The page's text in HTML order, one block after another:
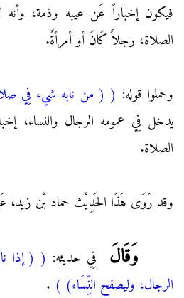
فيكون إخباراً عَن عيبه وذمة،
الصلاة، رجلاً كَانَ أو أمرأةً.
وحملوا قوله: ( ( من نابه شيء فِي
يدخل فِي عمومه الرجال والنساء،
الصلاة.
وقد رَوَى هَذَا الحَدِيْث حماد بْن
وَقَالَ فِي حديثه: ( ( إذا
الرجال، وليصفح النِّسَاء) )
.